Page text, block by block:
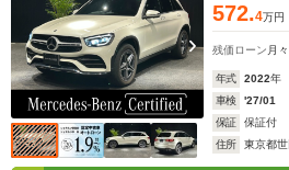
572.4万円
残価ローン 月々
年式 2022年
車検
'27/01
保証
保証付
住所
東京都